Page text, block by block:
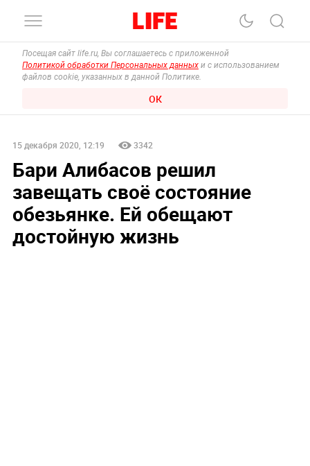
Посещая сайт life.ru, Вы соглашаетесь с приложенной
Политикой обработки Персональных данных и с использованием
файлов cookie, указанных в данной Политике.
ОК
15 декабря 2020, 12:19 3342
Бари Алибасов решил
завещать своё состояние
обезьянке. Ей обещают
достойную жизнь